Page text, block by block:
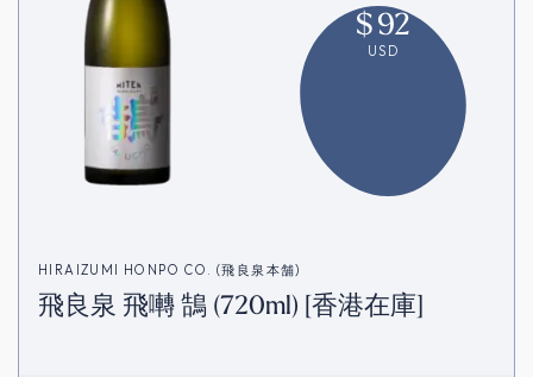
$92
USD
HIRAIZUMI HONPO CO. (飛良泉本舗)
飛良泉 飛囀 鵠 (720ml) [香港在庫]